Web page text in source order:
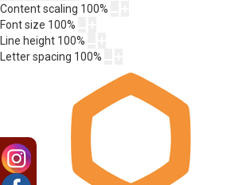
Content scaling 100%
Font size 100%
Line height 100%
Letter spacing 100%